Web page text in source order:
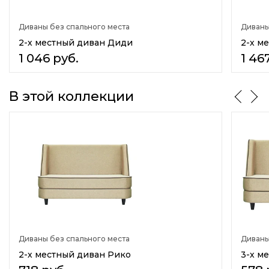
Боковины
Отсутствуют
Материал обивки
Искусственная кожа(экокожа)
Велюр
Массив дерева
Количество сидячих мест
Назначение
В прихожую
Диваны без спального места
2-х местный диван Диди
1 046 руб.
2-х
1
В этой коллекции
Диваны без спального места
2-х местный диван Рико 3-х